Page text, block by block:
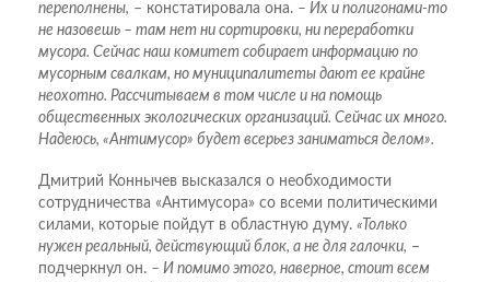
переполнены, – констатировала она. – Их и полигонами-то
не назовешь – там нет ни сортировки, ни переработки
мусора. Сейчас наш комитет собирает информацию по
мусорным свалкам, но муниципалитеты дают ее крайне
неохотно. Рассчитываем в том числе и на помощь
общественных экологических организаций. Сейчас их много.
Надеюсь, «Антимусор» будет всерьез заниматься делом».
Дмитрий Коннычев высказался о необходимости
сотрудничества «Антимусора» со всеми политическими
силами, которые пойдут в областную думу. «Только
нужен реальный, действующий блок, а не для галочки, –
подчеркнул он. – И помимо этого, наверное, стоит всем